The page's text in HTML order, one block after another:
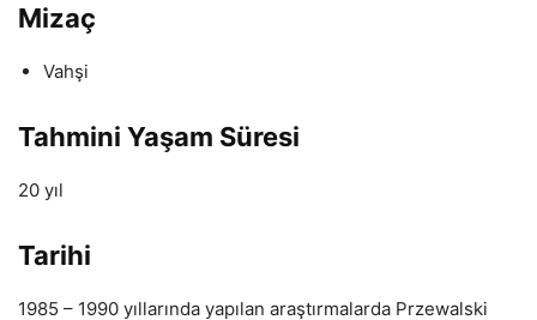
Mizaç
Vahşi
Tahmini Yaşam Süresi
20 yıl
Tarihi
1985 – 1990 yıllarında yapılan araştırmalarda Przewalski